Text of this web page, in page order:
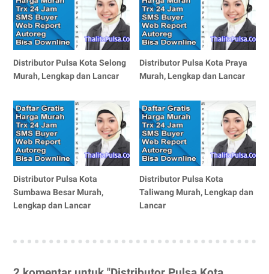
Distributor Pulsa Kota Selong
Murah, Lengkap dan Lancar
Distributor Pulsa Kota Praya
Murah, Lengkap dan Lancar
Distributor Pulsa Kota
Sumbawa Besar Murah,
Lengkap dan Lancar
Distributor Pulsa Kota
Taliwang Murah, Lengkap dan
Lancar